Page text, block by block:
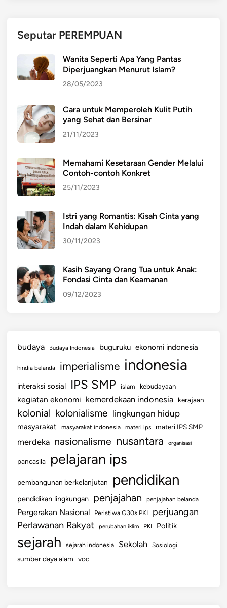
Seputar PEREMPUAN
Wanita Seperti Apa Yang Pantas
Diperjuangkan Menurut Islam?
28/05/2023
Cara untuk Memperoleh Kulit Putih
yang Sehat dan Bersinar
21/11/2023
Memahami Kesetaraan Gender Melalui
Contoh-contoh Konkret
25/11/2023
Istri yang Romantis: Kisah Cinta yang
Indah dalam Kehidupan
30/11/2023
Kasih Sayang Orang Tua untuk Anak:
Fondasi Cinta dan Keamanan
09/12/2023
budaya Budaya Indonesia buguruku ekonomi indonesia
hindia belanda imperialisme indonesia
interaksi sosial IPS SMP islam kebudayaan
kegiatan ekonomi kemerdekaan indonesia kerajaan
kolonial kolonialisme lingkungan hidup
masyarakat masyarakat indonesia materi ips materi IPS SMP
merdeka nasionalisme nusantara organisasi
pancasila pelajaran ips
pembangunan berkelanjutan pendidikan
pendidikan lingkungan penjajahan penjajahan belanda
Pergerakan Nasional Peristiwa G30s PKI perjuangan
Perlawanan Rakyat perubahan iklim PKI Politik
sejarah sejarah indonesia Sekolah Sosiologi
sumber daya alam voc